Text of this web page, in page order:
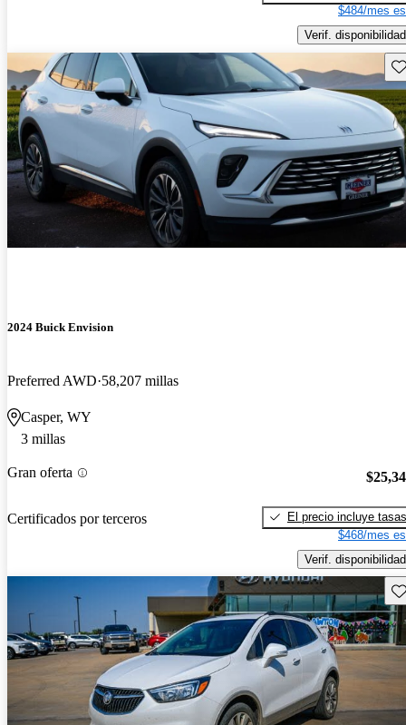
$484/mes
Verif. disponibilidad
2024 Buick Envision
Preferred AWD 58,207 millas
Casper, WY
3 millas
Gran oferta
Certificados por terceros
El precio incluye tasas
$468/mes
Verif. disponibilidad